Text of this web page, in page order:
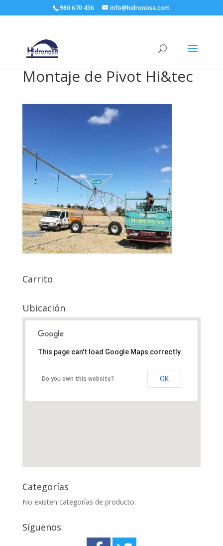
980 670 436 info@hidronosa.com
Montaje de Pivot Hi&tec
Carrito
Ubicación
This page can't load Google Maps correctly.
Do you own this website? OK
Categorías
No existen categorías de producto.
Síguenos